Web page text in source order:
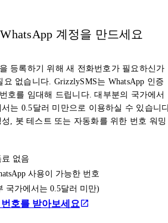
계정을 만드세요
등록하기 위해 새 전화번호가 필요하신가
없습니다. GrizzlySMS는 WhatsApp 인증
호를 임대해 드립니다. 대부분의 국가에서
는 0.5달러 미만으로 이용하실 수 있습니
, 봇 테스트 또는 자동화를 위한 번호 워밍
없음
사용이 가능한 번호
국가에서는 0.5달러 미만)
호를 받아보세요